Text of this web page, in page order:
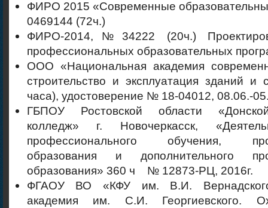
ФИРО 2015 «Современные
0469144 (72ч.)
ФИРО-2014,№34222 (20ч.)
профессиональных образовательных
ООО «Национальная академия
строительство и эксплуатация зданий и
часа), удостоверение № 18-04012, 08.06.-
ГБПОУ Ростовской области
колледж» г. Новочеркасск,
профессионального обучения,
образования и дополнительного
образования» 360 ч № 12873-РЦ, 2016г.
ФГАОУ ВО «КФУ им. В.И.
академия им. С.И. Георгиевского.